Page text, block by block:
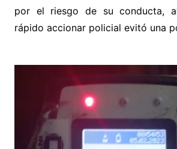
por el riesgo de su conducta,
rápido accionar policial evitó una